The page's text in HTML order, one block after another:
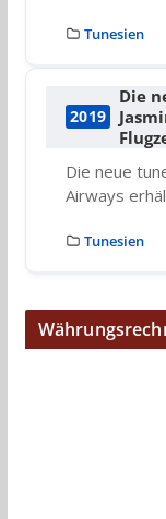
Tunesien
2019
Die
Die neue
Airways
Tunesien